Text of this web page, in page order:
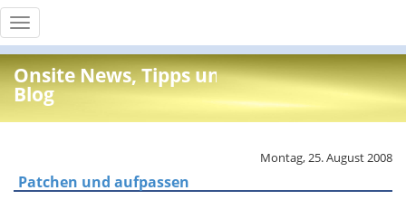
Toggle
navigation
Onsite News, Tipps und Info
Blog
Montag, 25. August 2008
Patchen und aufpassen